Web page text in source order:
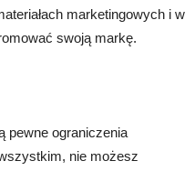
marketingowych i w
swoją markę.
pewne ograniczenia
nie możesz